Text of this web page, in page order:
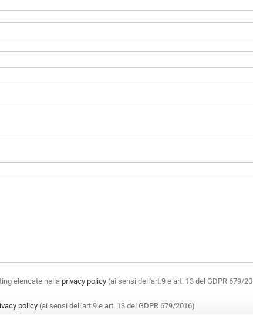
elencate nella privacy policy (ai sensi dell'art.9 e art. 13 del GDPR 679/
policy (ai sensi dell'art.9 e art. 13 del GDPR 679/2016)